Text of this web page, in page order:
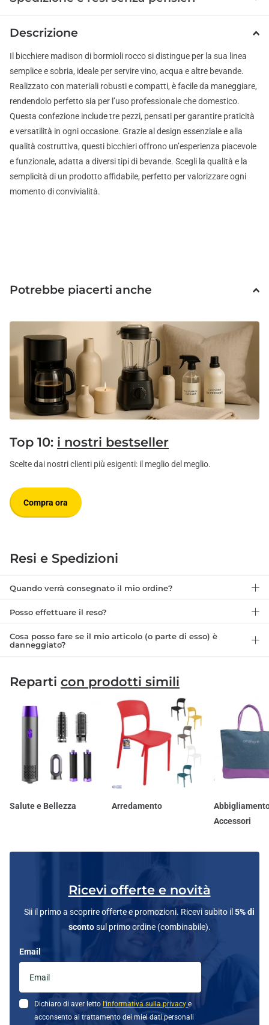
Descrizione
Il bicchiere madison di bormioli rocco si distingue per la sua linea
semplice e sobria, ideale per servire vino, acqua e altre bevande.
Realizzato con materiali robusti e compatti, è facile da maneggiare,
rendendolo perfetto sia per l’uso professionale che domestico.
Questa confezione include tre pezzi, pensati per garantire praticità
e versatilità in ogni occasione. Grazie al design essenziale e alla
qualità costruttiva, questi bicchieri offrono un’esperienza piacevole
e funzionale, adatta a diversi tipi di bevande. Scegli la qualità e la
semplicità di un prodotto affidabile, perfetto per valorizzare ogni
momento di convivialità.
Potrebbe piacerti anche
Top 10: i nostri bestseller
Scelte dai nostri clienti più esigenti: il meglio del meglio.
Compra ora
Resi e Spedizioni
Quando verrà consegnato il mio ordine?
Posso effettuare il reso?
Cosa posso fare se il mio articolo (o parte di esso) è
danneggiato?
Reparti con prodotti simili
Salute e Bellezza Arredamento
Accessori
Ricevi offerte e novità
Sii il primo a scoprire offerte e promozioni. Ricevi subito il 5% di
scontosul primo ordine (combinabile).
Email
Dichiaro di aver letto l'informativa sulla privacye
acconsento al trattamento dei miei dati personali